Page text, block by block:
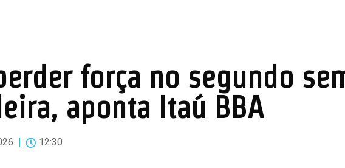
força no segundo
aponta Itaú BBA
12:30